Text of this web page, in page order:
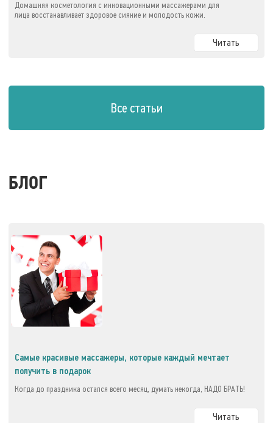
Домашняя косметология с инновационными массажерами для
лица восстанавливает здоровое сияние и молодость кожи.
Читать
Все статьи
БЛОГ
Самые красивые массажеры, которые каждый мечтает
получить в подарок
Когда до праздника остался всего месяц, думать некогда, НАДО БРАТЬ!
Читать